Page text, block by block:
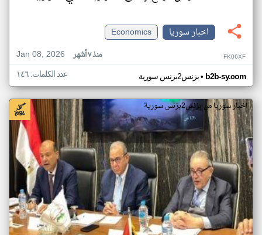
اخبار سوريا
Economics
Jan 08, 2026
منذ ٧ أشهر FK06XF
بزنس2بزنس سورية• b2b-sy.com عدد الكلمات: ١٤٦
اخبار سوريا من بزنس2بزنس سورية